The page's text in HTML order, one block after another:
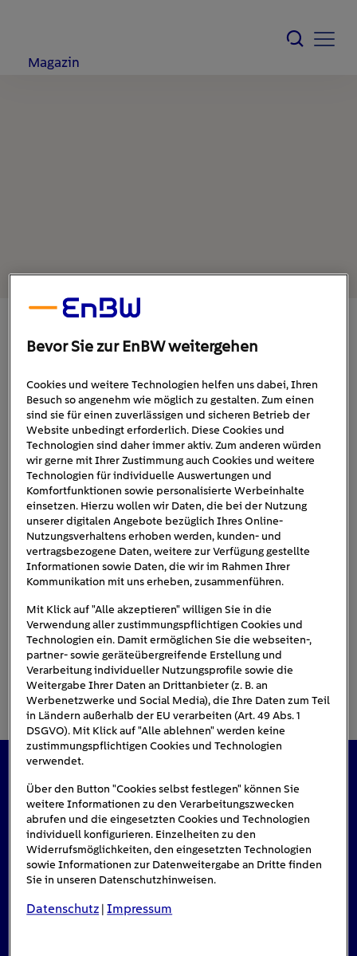
Magazin
29. November 2021 1min
mercedes-benz-eqb
Das könnte Sie auch interessieren
#Solarenergie
Bevor Sie zur EnBW weitergehen
Cookies und weitere Technologien helfen uns dabei, Ihren
Besuch so angenehm wie möglich zu gestalten. Zum einen
sind sie für einen zuverlässigen und sicheren Betrieb der
Website unbedingt erforderlich. Diese Cookies und
Technologien sind daher immer aktiv. Zum anderen würden
wir gerne mit Ihrer Zustimmung auch Cookies und weitere
Technologien für individuelle Auswertungen und
Komfortfunktionen sowie personalisierte Werbeinhalte
einsetzen. Hierzu wollen wir Daten, die bei der Nutzung
unserer digitalen Angebote bezüglich Ihres Online-
Nutzungsverhaltens erhoben werden, kunden- und
vertragsbezogene Daten, weitere zur Verfügung gestellte
Informationen sowie Daten, die wir im Rahmen Ihrer
Kommunikation mit uns erheben, zusammenführen.
Mit Klick auf "Alle akzeptieren" willigen Sie in die
Verwendung aller zustimmungspflichtigen Cookies und
Technologien ein. Damit ermöglichen Sie die webseiten-,
partner- sowie geräteübergreifende Erstellung und
Verarbeitung individueller Nutzungsprofile sowie die
Weitergabe Ihrer Daten an Drittanbieter (z. B. an
Werbenetzwerke und Social Media), die Ihre Daten zum Teil
in Ländern außerhalb der EU verarbeiten (Art. 49 Abs. 1
DSGVO). Mit Klick auf "Alle ablehnen" werden keine
zustimmungspflichtigen Cookies und Technologien
verwendet.
Über den Button "Cookies selbst festlegen" können Sie
weitere Informationen zu den Verarbeitungszwecken
abrufen und die eingesetzten Cookies und Technologien
individuell konfigurieren. Einzelheiten zu den
Widerrufsmöglichkeiten, den eingesetzten Technologien
sowie Informationen zur Datenweitergabe an Dritte finden
Sie in unseren Datenschutzhinweisen.
Datenschutz |Impressum